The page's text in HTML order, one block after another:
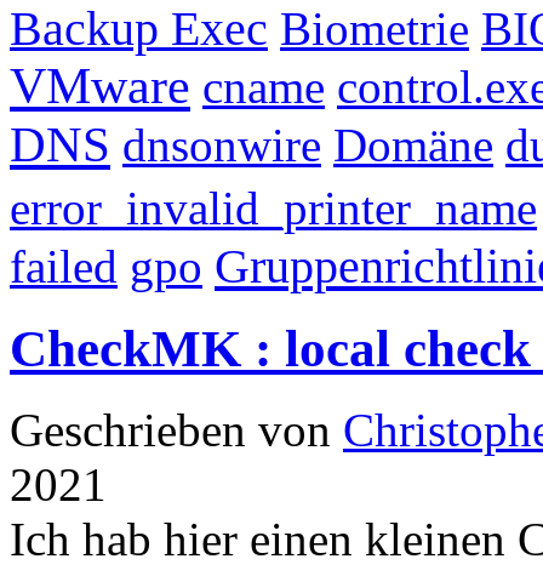
Backup Exec Biometrie
VMware cname
DNS dnsonwire Domäne
error_invalid_printer_name
failed gpo
CheckMK : local
Geschrieben von
2021
Ich hab hier einen kleinen